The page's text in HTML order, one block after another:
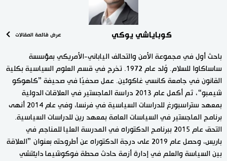
كوباياشي يوكي عرض قائمة المقالات
باحث أول في مجموعة الأمن والتحالف الياباني-الأمريكي بمؤسسة
ساساكاوا للسلام. وُلد عام 1972. تخرج في قسم العلوم السياسية بكلية
القانون في جامعة كانسي غاكوئين. عمل صحفيًا في صحيفة ”كاهوكو
شيمبو“، ثم أكمل عام 2013 دراسة الماجستير في العلاقات الدولية
بمعهد ستراسبورغ للدراسات السياسية في فرنسا، وفي عام 2014 أنهى
برنامج الماجستير في السياسات العامة بمعهد رين للدراسات السياسية.
التحق عام 2015 ببرنامج الدكتوراه في المدرسة العليا للمناجم في
باريس، وحصل عام 2019 على درجة الدكتوراه عن أطروحته بعنوان ”العلاقة
بين السياسة والعلم في إدارة أزمة حادث محطة فوكوشيما دايئتشي